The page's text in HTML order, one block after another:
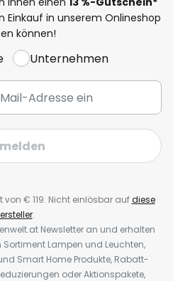
Einkauf in unserem Onlineshop
können!
Unternehmen
€ 119. Nicht einlösbar aufdiese
.
Newsletter an und erhalten
Lampen und Leuchten,
Smart Home Produkte, Rabatt-
oder Aktionspakete,